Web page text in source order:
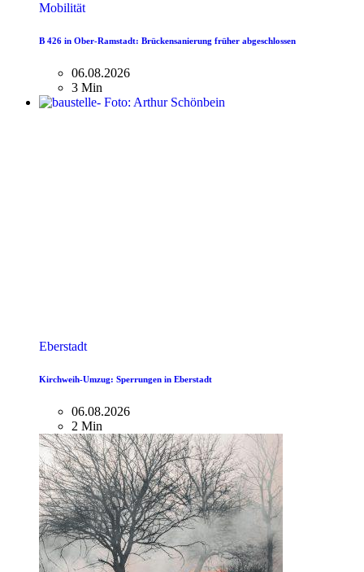
Mobilität
B 426 in Ober-Ramstadt: Brückensanierung früher abgeschlossen
06.08.2026
3 Min
Eberstadt
Kirchweih-Umzug: Sperrungen in Eberstadt
06.08.2026
2 Min